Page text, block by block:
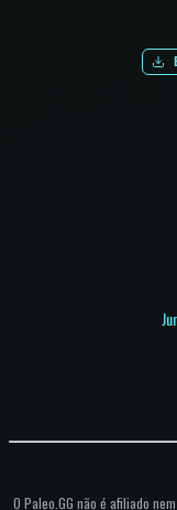
O Paleo.GG não é afiliado